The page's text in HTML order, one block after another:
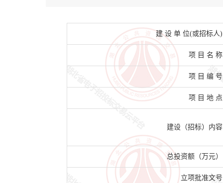
建 设 单 位(或招标人)
项 目 名 称
项 目 编 号
项 目 地 点
建设（招标）内容
总投资额（万元）
立项批准文号